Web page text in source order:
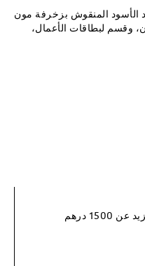
والأنيقة من الجلد الأسود المنقوش بزخرفة مون
وقسم لبطاقات الأعمال،
سجل و احصل على خصم بقيمة 100 درهم إماراتي لطلبك التالي الذي يزيد عن 1500 درهم